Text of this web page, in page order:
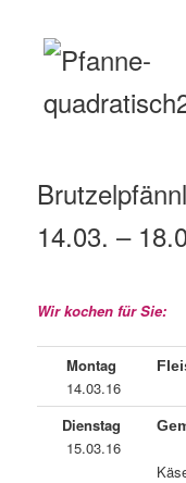
14.03. –
Wir kochen für Sie:
Montag
14.03.16
Dienstag
15.03.16